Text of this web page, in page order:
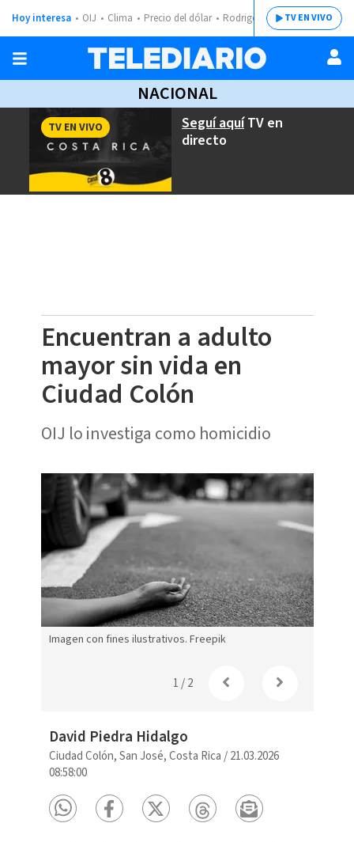
Hoy interesa OIJ Clima Precio del dólar Rodrigo ChavesTV EN VIVO
NACIONAL
Seguí aquíTV en
directo
TV EN VIVO
Encuentran a adulto
mayor sin vida en
Ciudad Colón
OIJ lo investiga como homicidio
Imagen con fines ilustrativos. Freepik
1 /2
David Piedra Hidalgo
Ciudad Colón, San José, Costa Rica /21.03.2026
08:58:00